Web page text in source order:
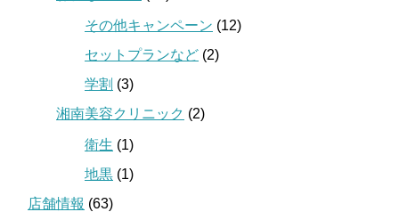
その他キャンペーン (12)
セットプランなど (2)
学割 (3)
湘南美容クリニック (2)
衛生 (1)
地黒 (1)
店舗情報 (63)